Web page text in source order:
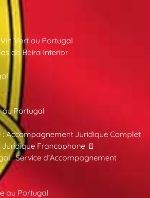
Vert au Portugal
de Beira Interior
au Portugal
Accompagnement Juridique Complet
Francophone 📄
: Service d’Accompagnement
au Portugal